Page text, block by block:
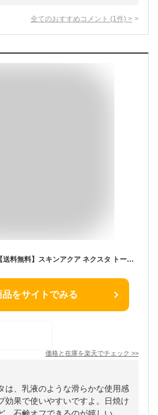
全てのおすすめコメント (1 件) >
【お買得クーポン対象】【送料無料】スキンアクア ネクスタ トーンアップセラムUVエッセンス SPF50+・PA++++ 70（ ロート製薬 日焼け止め 化粧下地 トーンアップ UV 紫外線 シミ そばかす 石けんで落とせる スキンケア ）
品をサイトでみる
価格と在庫を楽天でチェック >>
は、乳液のような滑らかな使用感
効果で使いやすいですよ。日焼け